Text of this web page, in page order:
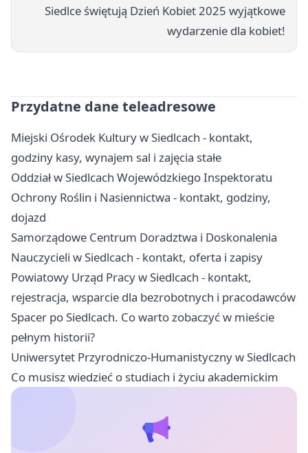
Siedlce świętują Dzień Kobiet 2025 wyjątkowe
wydarzenie dla kobiet!
Przydatne dane teleadresowe
Miejski Ośrodek Kultury w Siedlcach - kontakt,
godziny kasy, wynajem sal i zajęcia stałe
Oddział w Siedlcach Wojewódzkiego Inspektoratu
Ochrony Roślin i Nasiennictwa - kontakt, godziny,
dojazd
Samorządowe Centrum Doradztwa i Doskonalenia
Nauczycieli w Siedlcach - kontakt, oferta i zapisy
Powiatowy Urząd Pracy w Siedlcach - kontakt,
rejestracja, wsparcie dla bezrobotnych i pracodawców
Spacer po Siedlcach. Co warto zobaczyć w mieście
pełnym historii?
Uniwersytet Przyrodniczo-Humanistyczny w Siedlcach
Co musisz wiedzieć o studiach i życiu akademickim